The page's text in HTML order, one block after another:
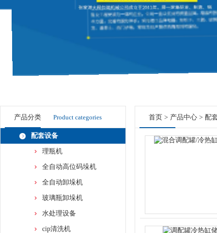
产品分类 Product categories
配套设备
理瓶机
全自动高位码垛机
全自动卸垛机
玻璃瓶卸垛机
水处理设备
cip清洗机
首页 > 产品中心 > 配